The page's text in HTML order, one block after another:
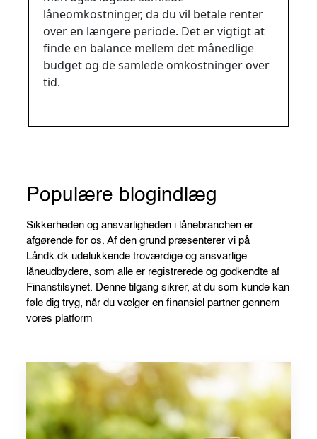
låneomkostninger, da du vil betale renter
over en længere periode. Det er vigtigt at
finde en balance mellem det månedlige
budget og de samlede omkostninger over
tid.
Populære blogindlæg
Sikkerheden og ansvarligheden i lånebranchen er
afgørende for os. Af den grund præsenterer vi på
Låndk.dk udelukkende troværdige og ansvarlige
låneudbydere, som alle er registrerede og godkendte af
Finanstilsynet. Denne tilgang sikrer, at du som kunde kan
føle dig tryg, når du vælger en finansiel partner gennem
vores platform